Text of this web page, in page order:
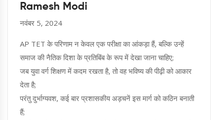
Ramesh Modi
नवंबर 5, 2024
AP TET के परिणाम न केवल एक परीक्षा का आंकड़ा हैं, बल्कि उन्हें
समाज की नैतिक दिशा के प्रतिबिंब के रूप में देखा जाना चाहिए;
जब युवा वर्ग शिक्षण में कदम रखता है, तो वह भविष्य की पीढ़ी को आकार
देता है;
परंतु दुर्भाग्यवश, कई बार प्रशासकीय अड़चनें इस मार्ग को कठिन बनाती
हैं;